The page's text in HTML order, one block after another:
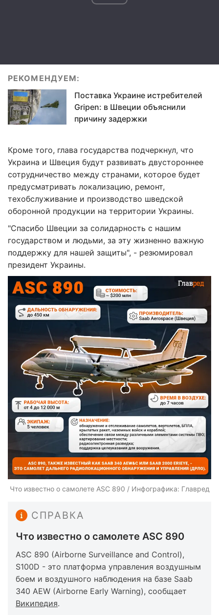
РЕКОМЕНДУЕМ:
Поставка Украине истребителей
Gripen: в Швеции объяснили
причину задержки
Кроме того, глава государства подчеркнул, что
Украина и Швеция будут развивать двустороннее
сотрудничество между странами, которое будет
предусматривать локализацию, ремонт,
техобслуживание и производство шведской
оборонной продукции на территории Украины.
"Спасибо Швеции за солидарность с нашим
государством и людьми, за эту жизненно важную
поддержку для нашей защиты", - резюмировал
президент Украины.
Что известно о самолете ASC 890 / Инфографика: Главред
СПРАВКА
Что известно о самолете ASC 890
ASC 890 (Airborne Surveillance and Control),
S100D - это платформа управления воздушным
боем и воздушного наблюдения на базе Saab
340 AEW (Airborne Early Warning), сообщает
Википедия.